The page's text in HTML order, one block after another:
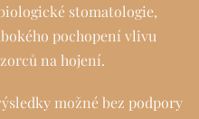
stomatologie,
pochopení vlivu
na hojení.
možné bez podpory